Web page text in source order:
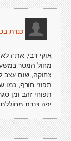
כנרת
אוקי דבי, אתה
מחול המטר
צחוקהּ, שום עצב
תפוזי חורף, כמו
תפוחי זהב ומן
יפה כּנרת